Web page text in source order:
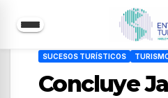
contenido
SUCESOS TURÍSTICOS
Concluye